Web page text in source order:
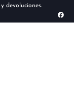
devoluciones.